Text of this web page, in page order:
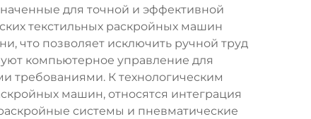
для точной и эффективной
текстильных раскройных машин
что позволяет исключить ручной труд
компьютерное управление для
требованиями. К технологическим
машин, относятся интеграция
системы и пневматические